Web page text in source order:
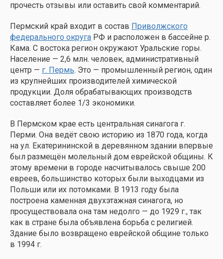
прочесть отзывы или оставить свой комментарий.
Пермский край входит в состав Приволжского
федерального округа РФ и расположен в бассейне р.
Кама. С востока регион окружают Уральские горы.
Население — 2,6 млн. человек, административный
центр — г. Пермь. Это — промышленный регион, один
из крупнейших производителей химической
продукции. Доля обрабатывающих производств
составляет более 1/3 экономики.
В Пермском крае есть центральная синагога г.
Перми. Она ведёт свою историю из 1870 года, когда
на ул. Екатерининской в деревянном здании впервые
был размещён молельный дом еврейской общины. К
этому времени в городе насчитывалось свыше 200
евреев, большинство которых были выходцами из
Польши или их потомками. В 1913 году была
построена каменная двухэтажная синагога, но
просуществовала она там недолго — до 1929 г., так
как в стране была объявлена борьба с религией.
Здание было возвращено еврейской общине только
в 1994 г.